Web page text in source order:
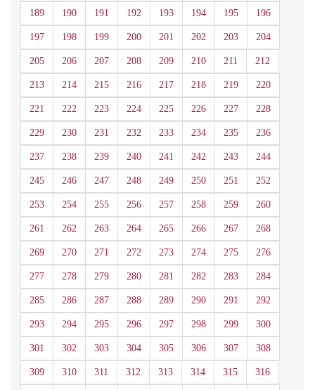
189 190 191 192 193 194 195 196
197 198 199 200 201 202 203 204
205 206 207 208 209 210 211 212
213 214 215 216 217 218 219 220
221 222 223 224 225 226 227 228
229 230 231 232 233 234 235 236
237 238 239 240 241 242 243 244
245 246 247 248 249 250 251 252
253 254 255 256 257 258 259 260
261 262 263 264 265 266 267 268
269 270 271 272 273 274 275 276
277 278 279 280 281 282 283 284
285 286 287 288 289 290 291 292
293 294 295 296 297 298 299 300
301 302 303 304 305 306 307 308
309 310 311 312 313 314 315 316